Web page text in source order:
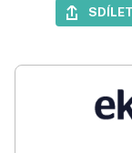
SDÍLET